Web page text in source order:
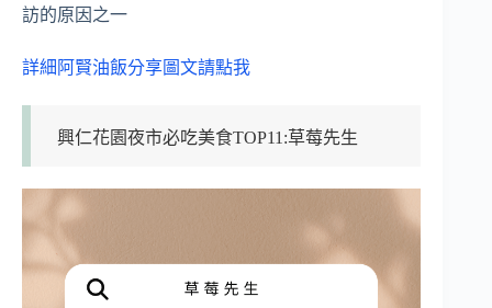
訪的原因之一
詳細阿賢油飯分享圖文請點我
興仁花園夜市必吃美食TOP11:草莓先生